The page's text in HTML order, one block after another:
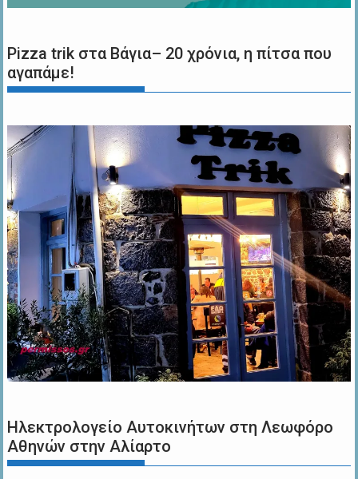
Pizza trik στα Βάγια– 20 χρόνια, η πίτσα που
αγαπάμε!
Ηλεκτρολογείο Αυτοκινήτων στη Λεωφόρο
Αθηνών στην Αλίαρτο